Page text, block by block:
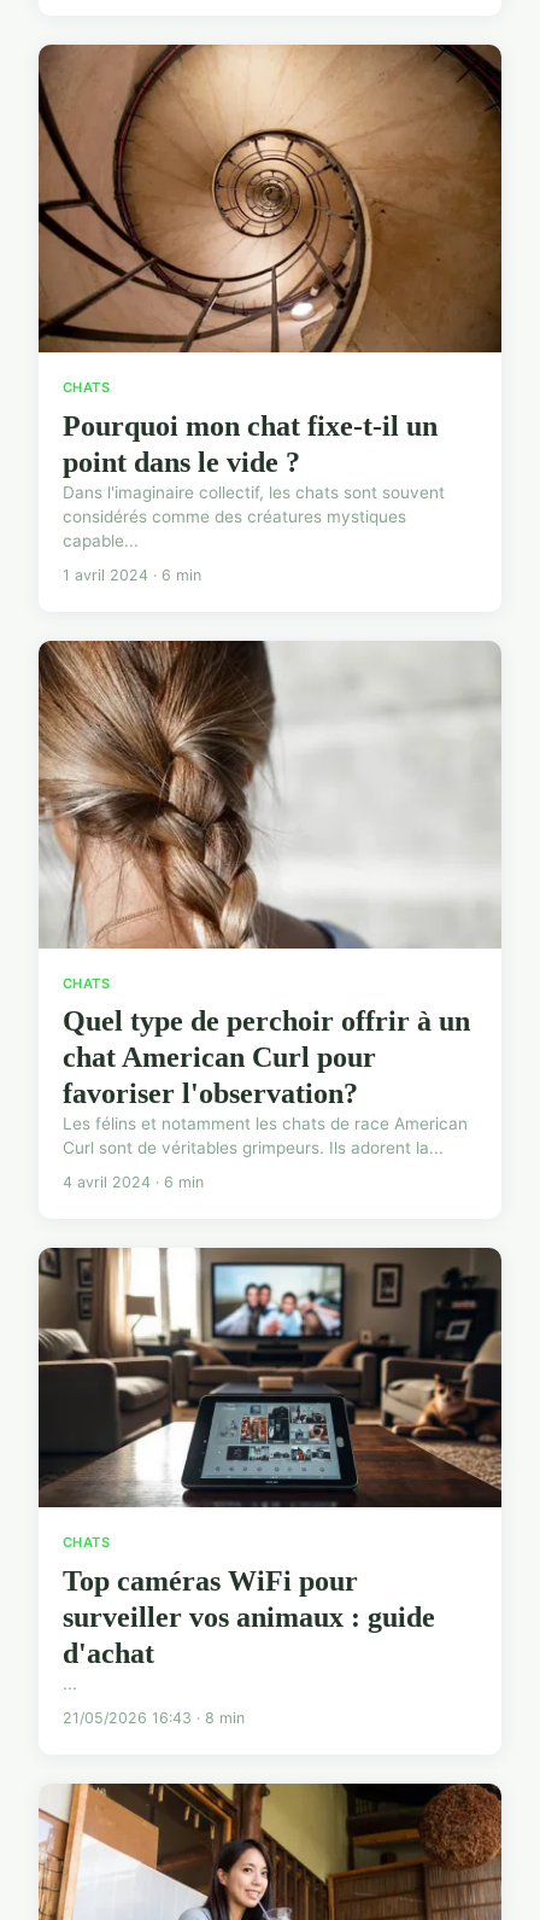
CHATS
Pourquoi mon chat fixe-t-il un
point dans le vide ?
Dans l'imaginaire collectif, les chats sont souvent
considérés comme des créatures mystiques
capable...
1 avril 2024 · 6 min
CHATS
Quel type de perchoir offrir à un
chat American Curl pour
favoriser l'observation?
Les félins et notamment les chats de race American
Curl sont de véritables grimpeurs. Ils adorent la...
4 avril 2024 · 6 min
CHATS
Top caméras WiFi pour
surveiller vos animaux : guide
d'achat
...
21/05/2026 16:43 · 8 min